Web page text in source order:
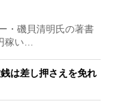
・磯貝清明氏の著書
稼い…
は差し押さえを免れ